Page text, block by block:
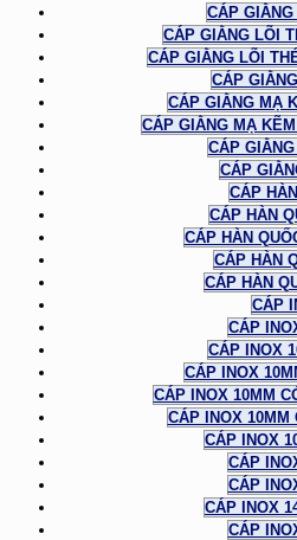
CÁP
CÁP GIẰNG LÕI
CÁP GIẰNG LÕI
CÁP
CÁP GIẰNG MẠ
CÁP GIẰNG MẠ
CÁP
CÁP
CÁP
CÁP HÀN
CÁP HÀN
CÁP HÀN
CÁP HÀN
CÁP
CÁP
CÁP INOX
CÁP INOX
CÁP INOX 10MM
CÁP INOX
CÁP INOX
CÁP
CÁP
CÁP INOX
CÁP